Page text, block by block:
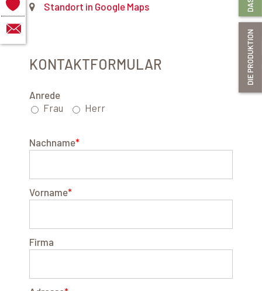
Standort in Google Maps
KONTAKTFORMULAR
Anrede
Frau
Herr
Nachname*
Vorname*
Firma